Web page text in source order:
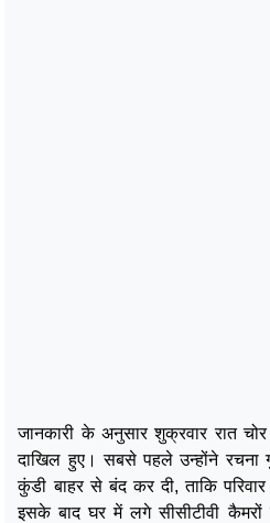
जानकारी के अनुसार शुक्रवार रात
दाखिल हुए। सबसे पहले उन्होंने
कुंडी बाहर से बंद कर दी, ताकि
इसके बाद घर में लगे सीसीटीवी